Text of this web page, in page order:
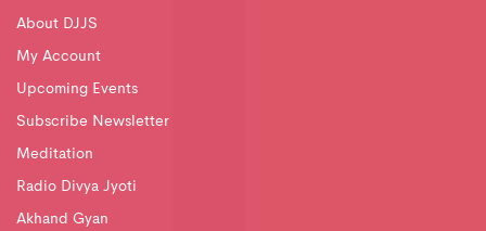
About DJJS
My Account
Upcoming Events
Subscribe Newsletter
Meditation
Radio Divya Jyoti
Akhand Gyan